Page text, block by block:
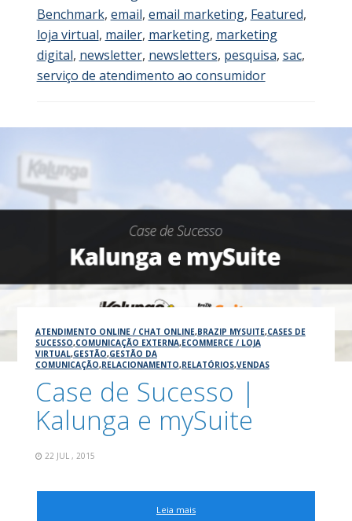
Benchmark, email, email marketing, Featured,
loja virtual, mailer, marketing, marketing
digital, newsletter, newsletters, pesquisa, sac,
serviço de atendimento ao consumidor
ATENDIMENTO ONLINE / CHAT ONLINE,BRAZIP MYSUITE,CASES DE
SUCESSO,COMUNICAÇÃO EXTERNA,ECOMMERCE / LOJA
VIRTUAL,GESTÃO,GESTÃO DA
COMUNICAÇÃO,RELACIONAMENTO,RELATÓRIOS,VENDAS
Case de Sucesso |
Kalunga e mySuite
22 JUL , 2015
Leia mais